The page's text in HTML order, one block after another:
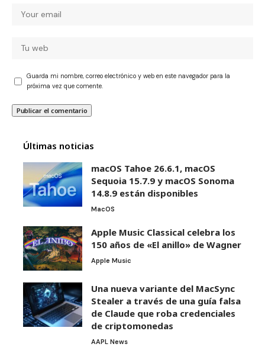
Guarda mi nombre, correo electrónico y web en este navegador para la
próxima vez que comente.
Últimas noticias
macOS Tahoe 26.6.1, macOS
Sequoia 15.7.9 y macOS Sonoma
14.8.9 están disponibles
MacOS
Apple Music Classical celebra los
150 años de «El anillo» de Wagner
Apple Music
Una nueva variante del MacSync
Stealer a través de una guía falsa
de Claude que roba credenciales
de criptomonedas
AAPL News